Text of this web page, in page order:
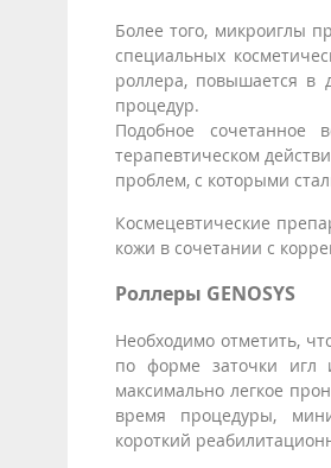
Более того, микроиглы
специальных
роллера, повышается в
процедур.
Подобное сочетанное
терапевтическом
проблем, с которыми
Космецевтические
кожи в сочетании с
Роллеры GENOSYS
Необходимо отметить,
по форме заточки игл
максимально легкое
время процедуры,
короткий